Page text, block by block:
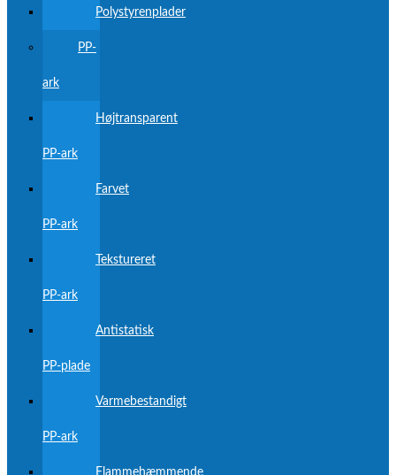
Polystyrenplader
PP-
ark
Højtransparent
PP-ark
Farvet
PP-ark
Tekstureret
PP-ark
Antistatisk
PP-plade
Varmebestandigt
PP-ark
Flammehæmmende